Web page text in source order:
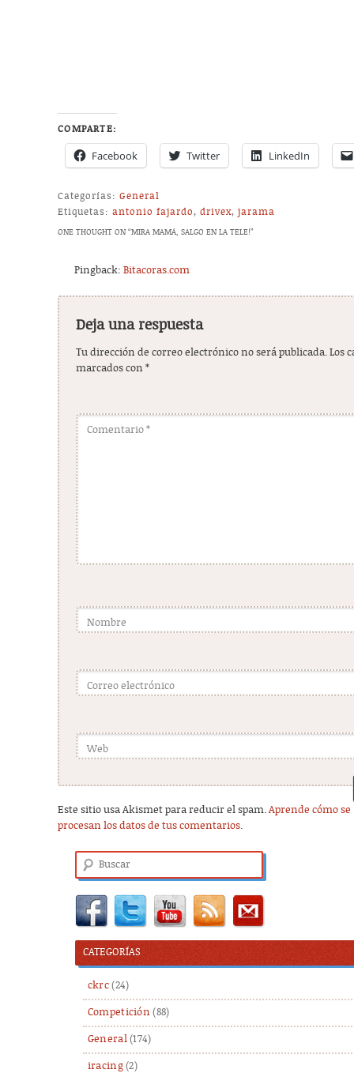
COMPARTE:
Facebook Twitter LinkedIn
Categorías: General
Etiquetas: antonio fajardo,drivex,jarama
ONE THOUGHT ON “MIRA MAMÁ, SALGO EN LA TELE!”
Pingback:Bitacoras.com
Deja una respuesta
Tu dirección de correo electrónico no será publicada. Los
marcados con*
Comentario*
Nombre
Correo electrónico
Web
Este sitio usa Akismet para reducir el spam.Aprende cómo se
procesan los datos de tus comentarios.
Buscar
CATEGORÍAS
ckrc(24)
Competición (88)
General(174)
iracing(2)